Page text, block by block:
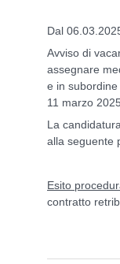
Dal
Avviso di
assegnare
e in
11 marzo
La
alla seguente
Esito
contratto